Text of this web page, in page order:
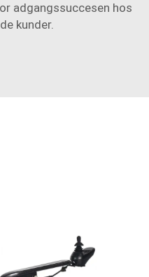
adgangssuccesen hos
kunder.